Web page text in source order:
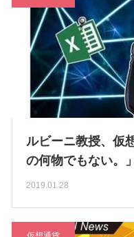
ルビーニ教授、仮
の何物でもない。
2019.01.28